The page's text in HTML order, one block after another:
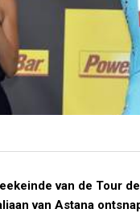
van de Tour
van Astana